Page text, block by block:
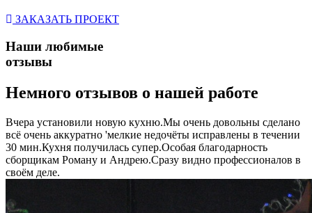
ЗАКАЗАТЬ ПРОЕКТ
Наши любимые
отзывы
Немного отзывов о нашей работе
Вчера установили новую кухню.Мы очень довольны сделано
всё очень аккуратно 'мелкие недочёты исправлены в течении
30 мин.Кухня получилась супер.Особая благодарность
сборщикам Роману и Андрею.Сразу видно профессионалов в
своём деле.